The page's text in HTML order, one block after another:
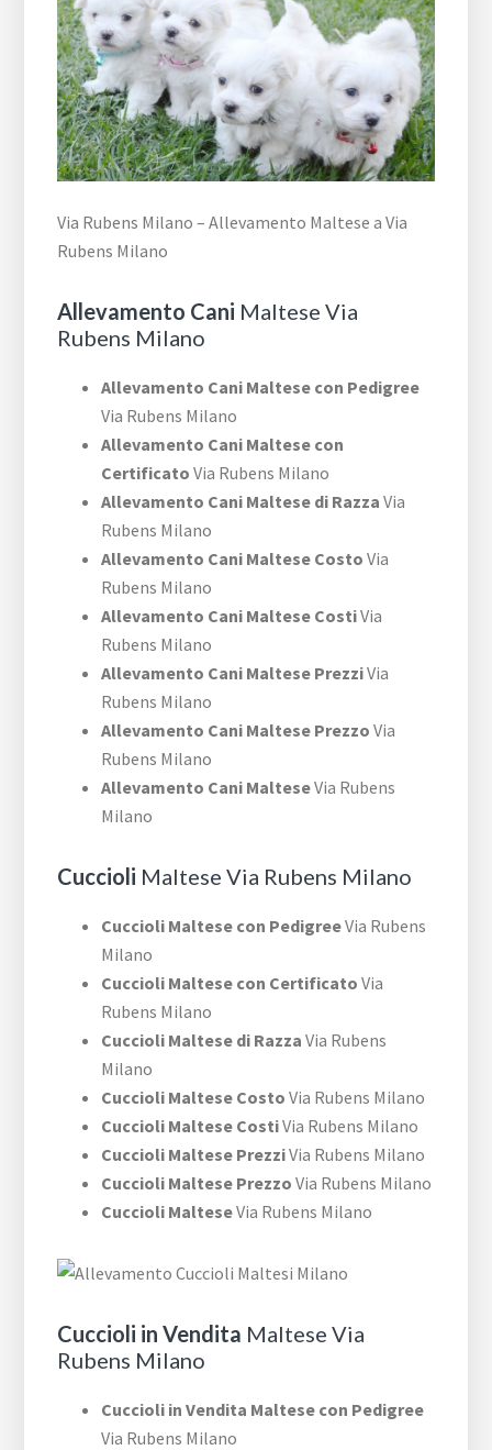
Via Rubens Milano – Allevamento Maltese a Via
Rubens Milano
Allevamento Cani Maltese Via
Rubens Milano
Allevamento Cani Maltese con Pedigree
Via Rubens Milano
Allevamento Cani Maltese con
Certificato Via Rubens Milano
Allevamento Cani Maltese di Razza Via
Rubens Milano
Allevamento Cani Maltese Costo Via
Rubens Milano
Allevamento Cani Maltese CostiVia
Rubens Milano
Allevamento Cani Maltese PrezziVia
Rubens Milano
Allevamento Cani Maltese Prezzo Via
Rubens Milano
Allevamento Cani MalteseVia Rubens
Milano
Cuccioli Maltese Via Rubens Milano
Cuccioli Maltese con PedigreeVia Rubens
Milano
Cuccioli Maltese con Certificato Via
Rubens Milano
Cuccioli Maltese di Razza Via Rubens
Milano
Cuccioli Maltese Costo Via Rubens Milano
Cuccioli Maltese CostiVia Rubens Milano
Cuccioli Maltese PrezziVia Rubens Milano
Cuccioli Maltese Prezzo Via Rubens Milano
Cuccioli MalteseVia Rubens Milano
Cuccioli in Vendita Maltese Via
Rubens Milano
Cuccioli in Vendita Maltese con Pedigree
Via Rubens Milano